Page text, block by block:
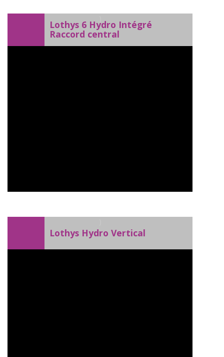
Lothys 6 Hydro Intégré
Raccord central
Lothys Hydro Vertical